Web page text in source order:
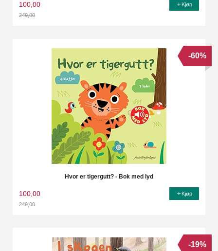
100,00
249,00
Kjøp
Hvor er tigergutt? - Bok med lyd
100,00
249,00
-60%
Kjøp
-19%